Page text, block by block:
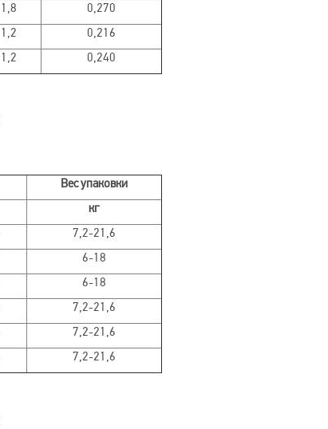
1,8
0,270
1,2
0,216
1,2 0,240
Вес упаковки
кг
7,2-21,6
6-18
6-18
7,2-21,6
7,2-21,6
7,2-21,6